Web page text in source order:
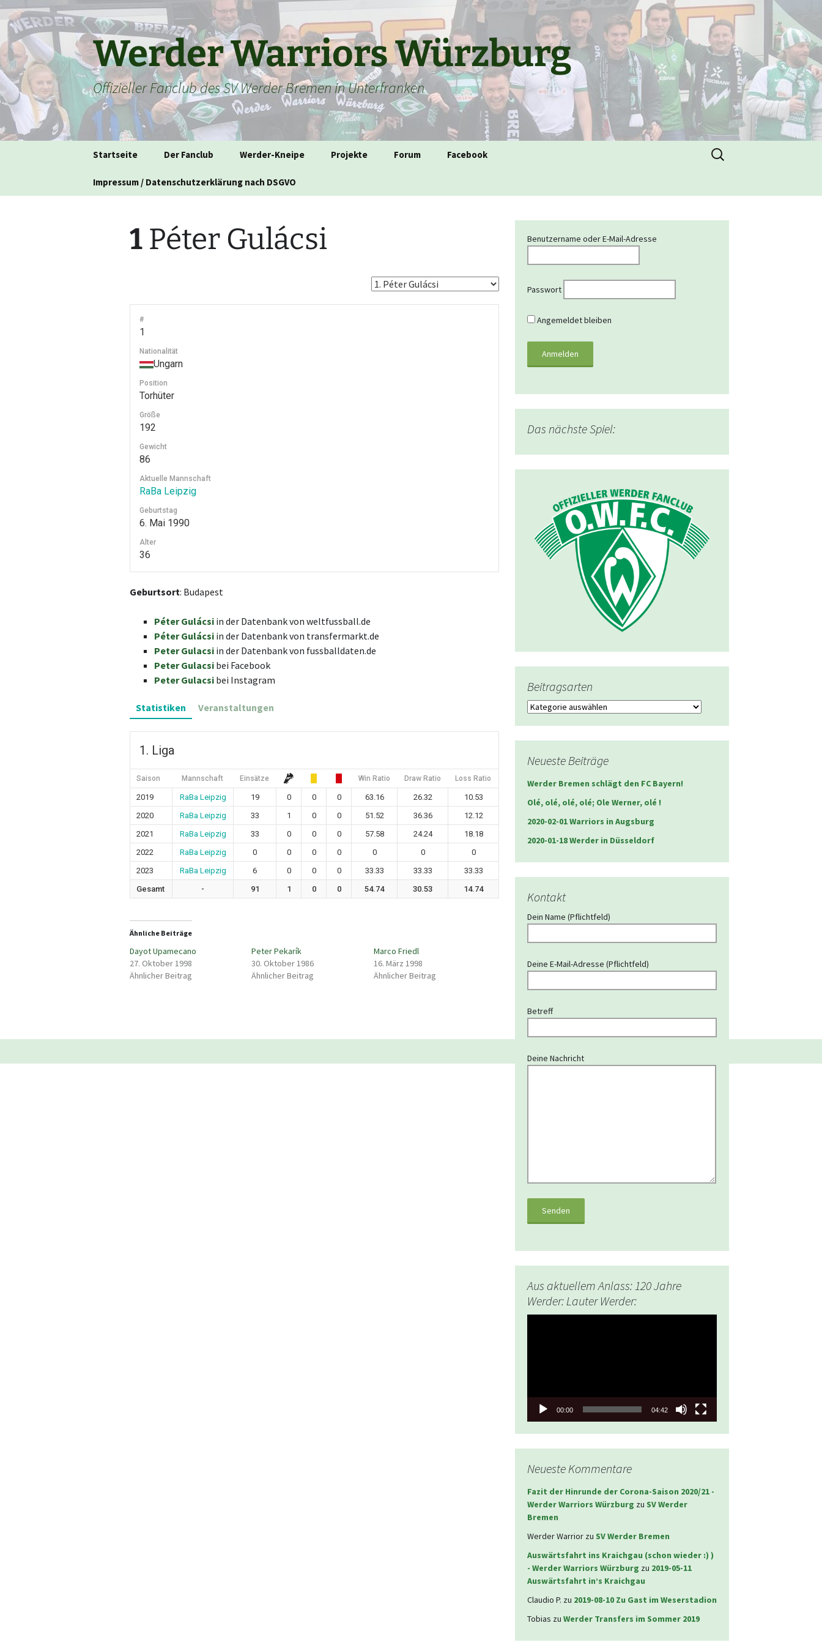
Zum
Inhalt
springen
Werder Warriors Würzburg
Offizieller Fanclub des SV Werder Bremen in Unterfranken
Startseite Der Fanclub Werder-Kneipe Projekte Forum Facebook
Impressum / Datenschutzerklärung nach DSGVO
Suchen
nach:
1 Péter Gulácsi
#
1
Nationalität
Ungarn
Position
Torhüter
Größe
192
Gewicht
86
Aktuelle Mannschaft
RaBa Leipzig
Geburtstag
6. Mai 1990
Alter
36
Geburtsort: Budapest
Péter Gulácsi in der Datenbank von weltfussball.de
Péter Gulácsi in der Datenbank von transfermarkt.de
Peter Gulacsi in der Datenbank von fussballdaten.de
Peter Gulacsi bei Facebook
Peter Gulacsi bei Instagram
Statistiken Veranstaltungen
1. Liga
Saison Mannschaft Einsätze Win Ratio Draw Ratio Loss Ratio
2019 RaBa Leipzig 19 0 0 0 63.16 26.32
10.53
2020
RaBa Leipzig 33 1 0 0 51.52 36.36
12.12
2021
RaBa Leipzig 33 0 0 0 57.58 24.24
18.18
2022
RaBa Leipzig 0 0 0 0 0 0
0
2023
RaBa Leipzig 6 0 0 0 33.33 33.33
33.33
Gesamt
- 91 1 0 0 54.74 30.53 14.74
Ähnliche Beiträge
Dayot Upamecano
27. Oktober 1998
Ähnlicher Beitrag
Peter Pekarík
30. Oktober 1986
Ähnlicher Beitrag
Marco Friedl
16. März 1998
Ähnlicher Beitrag
Beitragsnavigation
Benutzername oder E-Mail-Adresse
Passwort
Angemeldet bleiben
Das nächste Spiel:
Beitragsarten
Beitragsarten
Neueste Beiträge
Werder Bremen schlägt den FC Bayern!
Olé, olé, olé, olé; Ole Werner, olé !
2020-02-01 Warriors in Augsburg
2020-01-18 Werder in Düsseldorf
Kontakt
Dein Name (Pflichtfeld)
Deine E-Mail-Adresse (Pflichtfeld)
Betreff
Deine Nachricht
Aus aktuellem Anlass: 120 Jahre
Werder: Lauter Werder:
00:00 04:42
Neueste Kommentare
Fazit der Hinrunde der Corona-Saison 2020/21 -
Werder Warriors Würzburg zu SV Werder
Bremen
Werder Warrior zu SV Werder Bremen
Auswärtsfahrt ins Kraichgau (schon wieder :) )
- Werder Warriors Würzburg zu 2019-05-11
Auswärtsfahrt in’s Kraichgau
Claudio P. zu 2019-08-10 Zu Gast im Weserstadion
Tobias zu Werder Transfers im Sommer 2019